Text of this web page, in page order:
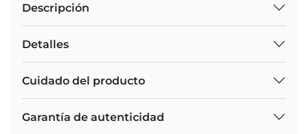
Descripción
Detalles
Cuidado del producto
Garantía de autenticidad